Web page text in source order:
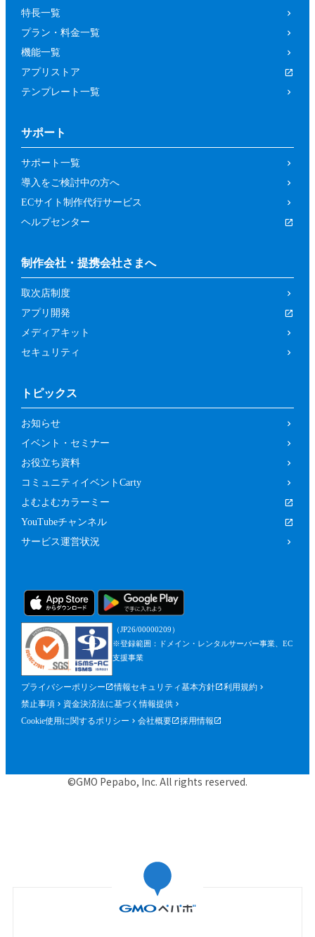
特長一覧
プラン・料金一覧
機能一覧
アプリストア
テンプレート一覧
サポート
サポート一覧
導入をご検討中の方へ
ECサイト制作代行サービス
ヘルプセンター
制作会社・提携会社さまへ
取次店制度
アプリ開発
メディアキット
セキュリティ
トピックス
お知らせ
イベント・セミナー
お役立ち資料
コミュニティイベントCarty
よむよむカラーミー
YouTubeチャンネル
サービス運営状況
（JP26/00000209）
※登録範囲：ドメイン・レンタルサーバー事業、EC
支援事業
プライバシーポリシー 情報セキュリティ基本方針
利用規約
禁止事項
資金決済法に基づく情報提供
Cookie使用に関するポリシー
会社概要 採用情報
©GMO Pepabo, Inc. All rights reserved.